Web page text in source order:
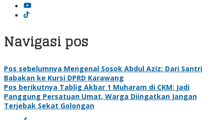
Navigasi pos
Pos sebelumnya Mengenal Sosok Abdul Aziz: Dari Santri
Babakan ke Kursi DPRD Karawang
Pos berikutnya Tablig Akbar 1 Muharam di CKM: Jadi
Panggung Persatuan Umat, Warga Diingatkan Jangan
Terjebak Sekat Golongan